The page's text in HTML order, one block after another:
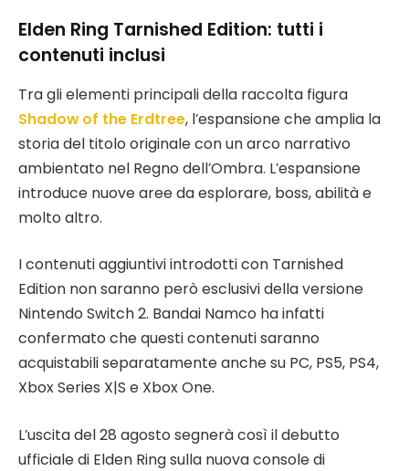
Elden Ring Tarnished Edition: tutti i
contenuti inclusi
Tra gli elementi principali della raccolta figura
Shadow of the Erdtree, l’espansione che amplia la
storia del titolo originale con un arco narrativo
ambientato nel Regno dell’Ombra. L’espansione
introduce nuove aree da esplorare, boss, abilità e
molto altro.
I contenuti aggiuntivi introdotti con Tarnished
Edition non saranno però esclusivi della versione
Nintendo Switch 2. Bandai Namco ha infatti
confermato che questi contenuti saranno
acquistabili separatamente anche su PC, PS5, PS4,
Xbox Series X|S e Xbox One.
L’uscita del 28 agosto segnerà così il debutto
ufficiale di Elden Ring sulla nuova console di